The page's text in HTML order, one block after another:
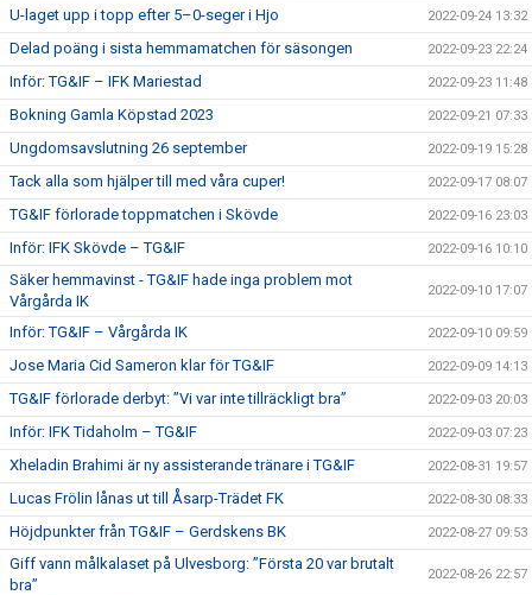
U-laget upp i topp efter 5–0-seger i Hjo 2022-09-24 13:32
Delad poäng i sista hemmamatchen för säsongen 2022-09-23 22:24
Inför: TG&IF – IFK Mariestad 2022-09-23 11:48
Bokning Gamla Köpstad 2023 2022-09-21 07:33
Ungdomsavslutning 26 september 2022-09-19 15:28
Tack alla som hjälper till med våra cuper! 2022-09-17 08:07
TG&IF förlorade toppmatchen i Skövde 2022-09-16 23:03
Inför: IFK Skövde – TG&IF 2022-09-16 10:10
Säker hemmavinst - TG&IF hade inga problem mot
Vårgårda IK
2022-09-10 17:07
Inför: TG&IF – Vårgårda IK 2022-09-10 09:59
Jose Maria Cid Sameron klar för TG&IF 2022-09-09 14:13
TG&IF förlorade derbyt: ”Vi var inte tillräckligt bra” 2022-09-03 20:03
Inför: IFK Tidaholm – TG&IF 2022-09-03 07:23
Xheladin Brahimi är ny assisterande tränare i TG&IF 2022-08-31 19:57
Lucas Frölin lånas ut till Åsarp-Trädet FK 2022-08-30 08:33
Höjdpunkter från TG&IF – Gerdskens BK 2022-08-27 09:53
Giff vann målkalaset på Ulvesborg: ”Första 20 var brutalt
bra”
2022-08-26 22:57